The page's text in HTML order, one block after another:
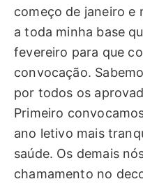
começo de janeiro e
a toda minha base
fevereiro para que
convocação.
por todos os
Primeiro
ano letivo mais
saúde. Os demais
chamamento no